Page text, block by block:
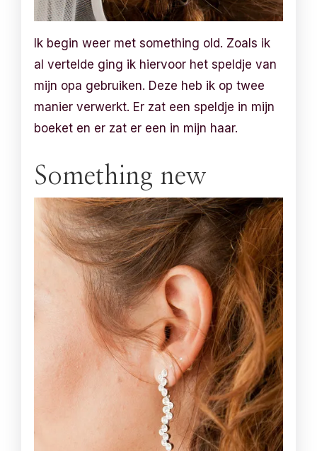
Ik begin weer met something old. Zoals ik
al vertelde ging ik hiervoor het speldje van
mijn opa gebruiken. Deze heb ik op twee
manier verwerkt. Er zat een speldje in mijn
boeket en er zat er een in mijn haar.
Something new